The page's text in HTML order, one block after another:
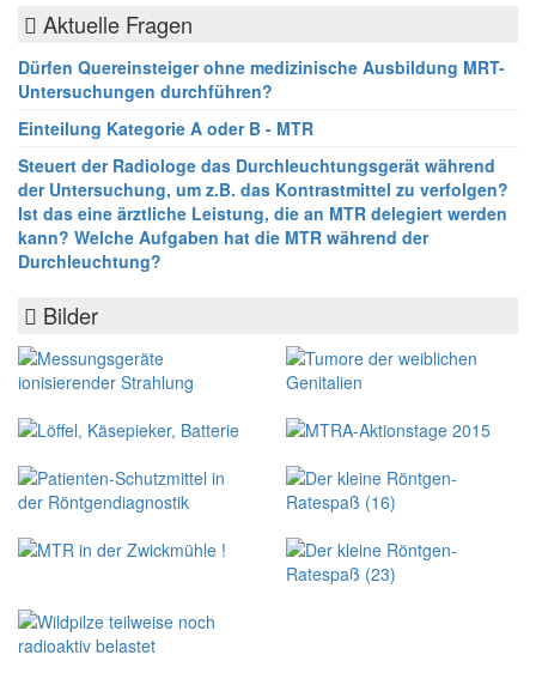
Aktuelle Fragen
Dürfen Quereinsteiger ohne medizinische Ausbildung MRT-
Untersuchungen durchführen?
Einteilung Kategorie A oder B - MTR
Steuert der Radiologe das Durchleuchtungsgerät während
der Untersuchung, um z.B. das Kontrastmittel zu verfolgen?
Ist das eine ärztliche Leistung, die an MTR delegiert werden
kann? Welche Aufgaben hat die MTR während der
Durchleuchtung?
Bilder